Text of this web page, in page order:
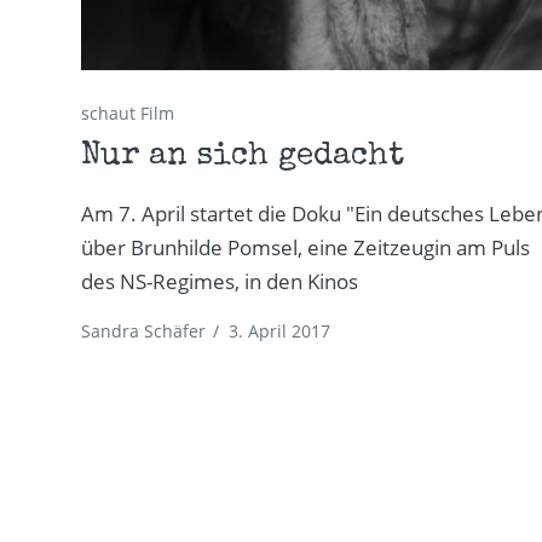
schaut Film
Nur an sich gedacht
Am 7. April startet die Doku "Ein deutsches
über Brunhilde Pomsel, eine Zeitzeugin am Puls
des NS-Regimes, in den Kinos
Sandra Schäfer / 3. April 2017